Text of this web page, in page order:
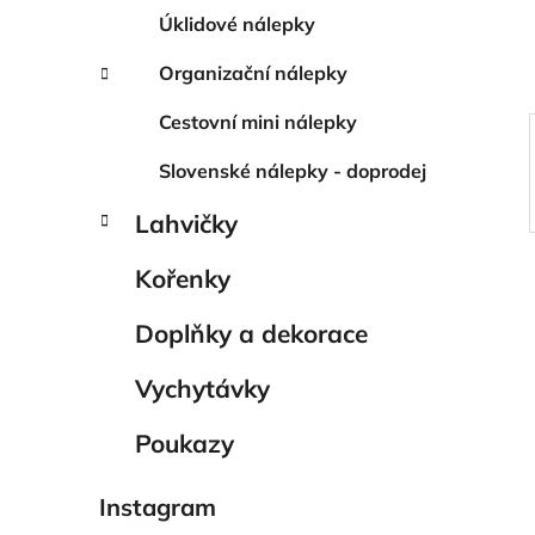
a
Úklidové nálepky
Organizační nálepky
Cestovní mini nálepky
Slovenské nálepky - doprodej
Lahvičky
Kořenky
Doplňky a dekorace
Vychytávky
Poukazy
Instagram